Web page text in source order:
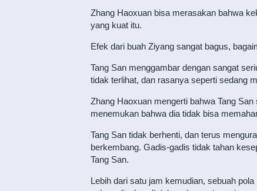
Zhang Haoxuan bisa merasakan bahwa
yang kuat itu.
Efek dari buah Ziyang sangat bagus,
Tang San menggambar dengan sangat
tidak terlihat, dan rasanya seperti sedang
Zhang Haoxuan mengerti bahwa Tang
menemukan bahwa dia tidak bisa
Tang San tidak berhenti, dan terus
berkembang. Gadis-gadis tidak tahan
Tang San.
Lebih dari satu jam kemudian, sebuah